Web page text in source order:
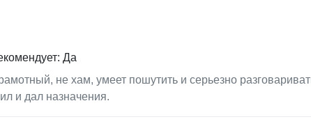
Да
не хам, умеет пошутить и серьезно
и дал назначения.